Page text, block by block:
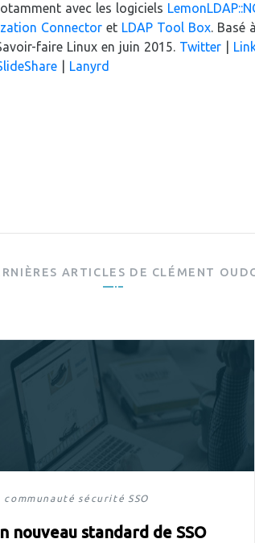
avec les logiciels
Connectoret LDAP Tool Box. Basé
faire Linux en juin 2015. Twitter|
| Lanyrd
ARTICLES DE CLÉMENT
communauté sécurité SSO
nouveau standard de SSO